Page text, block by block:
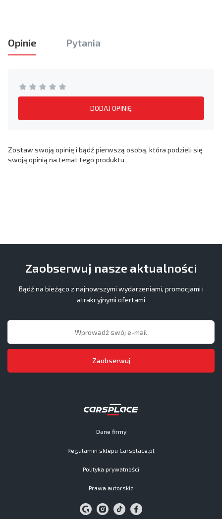
Opinie Pytania
DODAJ OPINIĘ
Zostaw swoją opinię i bądź pierwszą osobą, która podzieli się
swoją opinią na temat tego produktu
Dane firmy
Regulamin sklepu Carsplace.pl
Polityka prywatności
Prawa autorskie
Zaobserwuj nasze aktualności
Bądź na bieżąco z najnowszymi wydarzeniami, promocjami i
atrakcyjnymi ofertami
Zaobserwuj